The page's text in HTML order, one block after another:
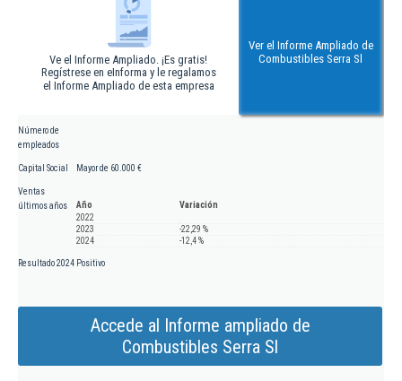
Ve el Informe Ampliado. ¡Es gratis!
Regístrese en eInforma y le regalamos
el Informe Ampliado de esta empresa
Ver el Informe Ampliado de
Combustibles Serra Sl
Número de
empleados
Capital Social Mayor de 60.000 €
Ventas
últimos años
Año
Variación
2022
2023
-22,29 %
2024
-12,4 %
Resultado 2024 Positivo
Accede al Informe ampliado de
Combustibles Serra Sl